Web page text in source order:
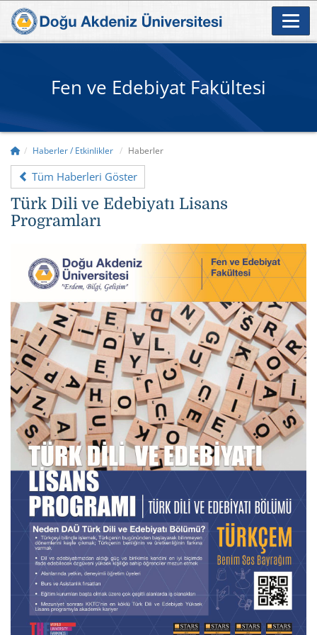
Fen ve Edebiyat Fakültesi
Haberler / Etkinlikler Haberler
Tüm Haberleri Göster
Türk Dili ve Edebiyatı Lisans
Programları